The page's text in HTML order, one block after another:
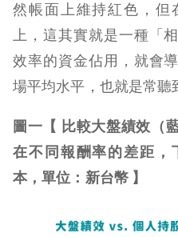
然帳面上維持紅色，但
上，這其實就是一種「
效率的資金佔用，就會
場平均水平，也就是常聽
圖一【 比較大盤績效（
在不同報酬率的差距，
本，單位：新台幣 】